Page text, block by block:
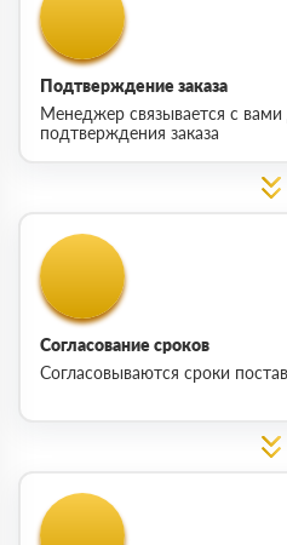
Подтверждение заказа
Менеджер связывается с
подтверждения заказа
Согласование сроков
Согласовываются сроки